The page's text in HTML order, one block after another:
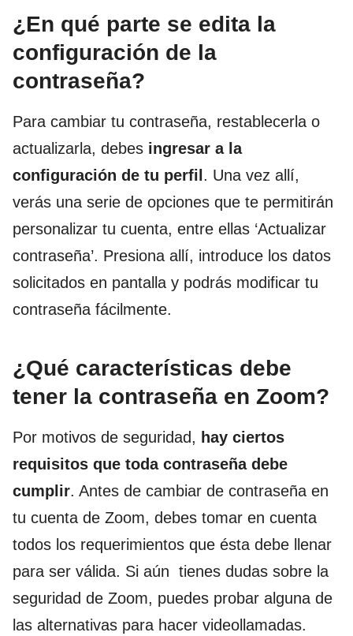
¿En qué parte se edita la
configuración de la
contraseña?
Para cambiar tu contraseña, restablecerla o
actualizarla, debes ingresar a la
configuración de tu perfil . Una vez allí,
verás una serie de opciones que te permitirán
personalizar tu cuenta, entre ellas ‘Actualizar
contraseña’. Presiona allí, introduce los datos
solicitados en pantalla y podrás modificar tu
contraseña fácilmente.
¿Qué características debe
tener la contraseña en Zoom?
Por motivos de seguridad, hay ciertos
requisitos que toda contraseña debe
cumplir. Antes de cambiar de contraseña en
tu cuenta de Zoom, debes tomar en cuenta
todos los requerimientos que ésta debe llenar
para ser válida. Si aún tienes dudas sobre la
seguridad de Zoom, puedes probar alguna de
las alternativas para hacer videollamadas.